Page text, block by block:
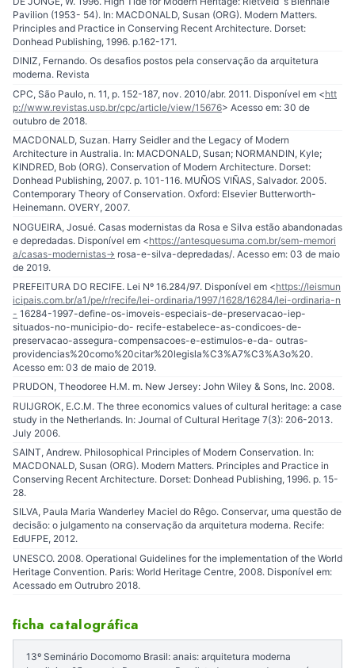
Pavilion (1953- 54). In: MACDONALD, Susan (ORG). Modern Matters.
Principles and Practice in Conserving Recent Architecture. Dorset:
Donhead Publishing, 1996. p.162-171.
DINIZ, Fernando. Os desafios postos pela conservação da arquitetura
moderna. Revista
CPC, São Paulo, n. 11, p. 152-187, nov. 2010/abr. 2011. Disponível em <htt
p://www.revistas.usp.br/cpc/article/view/15676> Acesso em: 30 de
outubro de 2018.
MACDONALD, Suzan. Harry Seidler and the Legacy of Modern
Architecture in Australia. In: MACDONALD, Susan; NORMANDIN, Kyle;
KINDRED, Bob (ORG). Conservation of Modern Architecture. Dorset:
Donhead Publishing, 2007. p. 101-116. MUÑOS VIÑAS, Salvador. 2005.
Contemporary Theory of Conservation. Oxford: Elsevier Butterworth-
Heinemann. OVERY, 2007.
NOGUEIRA, Josué. Casas modernistas da Rosa e Silva estão abandonadas
e depredadas. Disponível em <https://antesquesuma.com.br/sem-memori
a/casas-modernistas- > rosa-e-silva-depredadas/. Acesso em: 03 de maio
de 2019.
PREFEITURA DO RECIFE. Lei Nº 16.284/97. Disponível em <https://leismun
icipais.com.br/a1/pe/r/recife/lei-ordinaria/1997/1628/16284/lei-ordinaria-n
- > 16284-1997-define-os-imoveis-especiais-de-preservacao-iep-
situados-no-municipio-do- recife-estabelece-as-condicoes-de-
preservacao-assegura-compensacoes-e-estimulos-e-da- outras-
providencias%20como%20citar%20legisla%C3%A7%C3%A3o%20.
Acesso em: 03 de maio de 2019.
PRUDON, Theodoree H.M. m. New Jersey: John Wiley & Sons, Inc. 2008.
RUIJGROK, E.C.M. The three economics values of cultural heritage: a case
study in the Netherlands. In: Journal of Cultural Heritage 7(3): 206-2013.
July 2006.
SAINT, Andrew. Philosophical Principles of Modern Conservation. In:
MACDONALD, Susan (ORG). Modern Matters. Principles and Practice in
Conserving Recent Architecture. Dorset: Donhead Publishing, 1996. p. 15-
28.
SILVA, Paula Maria Wanderley Maciel do Rêgo. Conservar, uma questão de
decisão: o julgamento na conservação da arquitetura moderna. Recife:
EdUFPE, 2012.
UNESCO. 2008. Operational Guidelines for the implementation of the World
Heritage Convention. Paris: World Heritage Centre, 2008. Disponível em:
Acessado em Outrubro 2018.
ficha catalográfica
13º Seminário Docomomo Brasil: anais: arquitetura moderna